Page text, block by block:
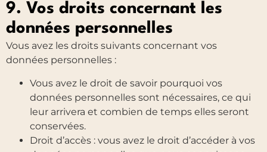
9. Vos droits concernant les
données personnelles
Vous avez les droits suivants concernant vos
données personnelles :
Vous avez le droit de savoir pourquoi vos
données personnelles sont nécessaires, ce qui
leur arrivera et combien de temps elles seront
conservées.
Droit d’accès : vous avez le droit d’accéder à vos